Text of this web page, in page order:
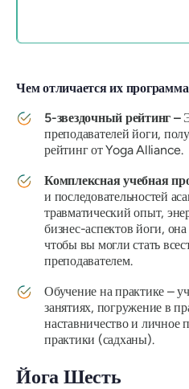
Чем отличается их программа
5-звездочный рейтинг –
преподавателей йоги,
рейтинг от Yoga Alliance.
Комплексная учебная
и последовательностей
травматический опыт,
бизнес-аспектов йоги,
чтобы вы могли стать
преподавателем.
Обучение на практике –
занятиях, погружение в
наставничество и личное
практики (садханы).
Йога Шесть